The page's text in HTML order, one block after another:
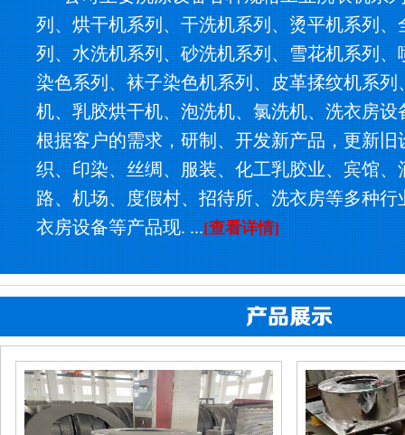
列、烘干机系列、干洗机系列、烫平机系列、
列、水洗机系列、砂洗机系列、雪花机系列、
染色系列、袜子染色机系列、皮革揉纹机系列
机、乳胶烘干机、泡洗机、氯洗机、洗衣房设
根据客户的需求，研制、开发新产品，更新旧
织、印染、丝绸、服装、化工乳胶业、宾馆、
路、机场、度假村、招待所、洗衣房等多种行
衣房设备等产品现. ...[查看详情]